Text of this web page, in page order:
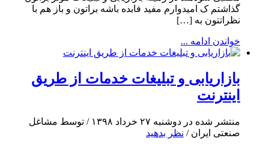
گذاشتم ک امیدوارم مفید فابده باشه براتون و باز هم با
نظراتتون به […]
خواندن ادامه ...
بازاریابی و تبلیغات خدمات از طریق
اینترنت
منتشر شده در دوشنبه ۲۷ خرداد ۱۳۹۸ / توسط مشاغل
صنعتی ایران / نظر بدهید